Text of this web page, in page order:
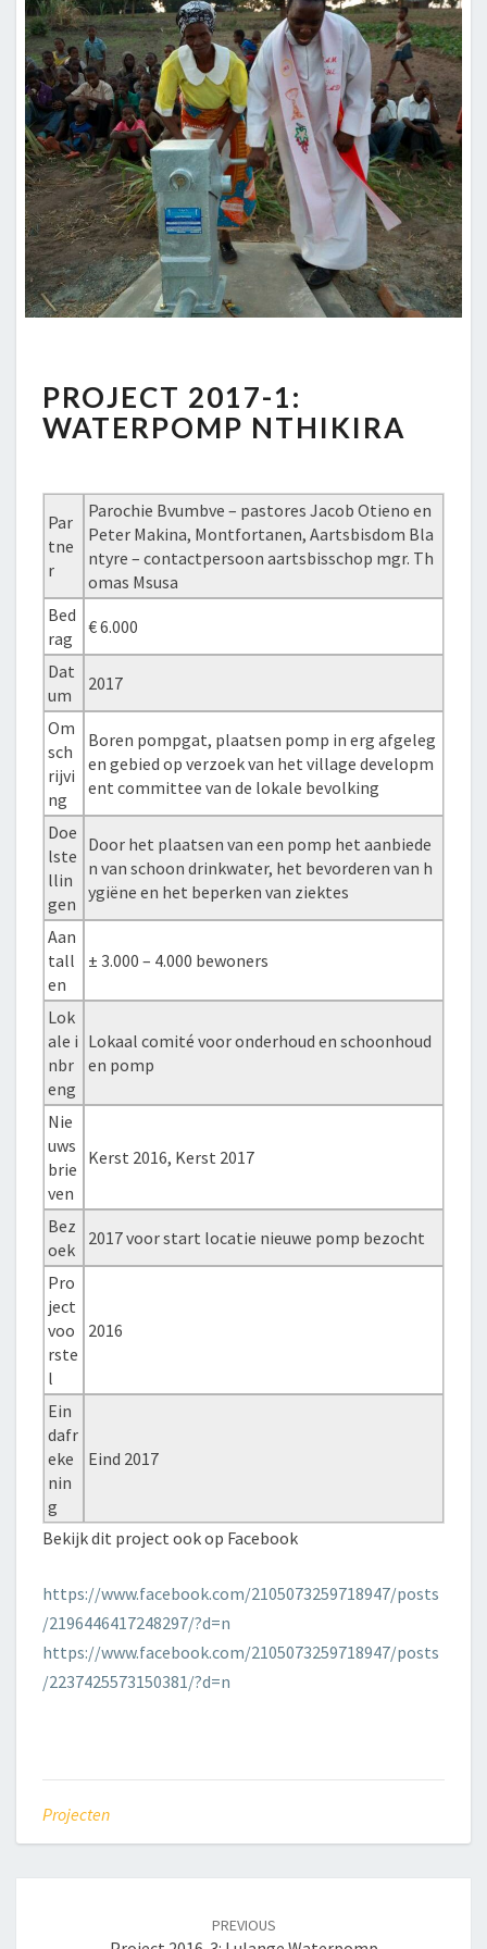
2017-
1:
WATERPOMP
PROJECT 2017-1:
WATERPOMP NTHIKIRA
Par
tne
r
Parochie Bvumbve – pastores Jacob Otieno en
Peter Makina, Montfortanen, Aartsbisdom Bla
ntyre – contactpersoon aartsbisschop mgr. Th
omas Msusa
Bed
rag
€ 6.000
Dat
um
2017
Om
sch
rijvi
ng
Boren pompgat, plaatsen pomp in erg afgeleg
en gebied op verzoek van het village developm
ent committee van de lokale bevolking
Doe
lste
llin
gen
Door het plaatsen van een pomp het aanbiede
n van schoon drinkwater, het bevorderen van h
ygiëne en het beperken van ziektes
Aan
tall
en
± 3.000 – 4.000 bewoners
Lok
ale i
nbr
eng
Lokaal comité voor onderhoud en schoonhoud
en pomp
Nie
uws
brie
ven
Kerst 2016, Kerst 2017
Bez
oek
2017 voor start locatie nieuwe pomp bezocht
Pro
ject
voo
rste
l
2016
Ein
dafr
eke
nin
g
Eind 2017
Bekijk dit project ook op Facebook
https://www.facebook.com/2105073259718947/posts
/2196446417248297/?d=n
https://www.facebook.com/2105073259718947/posts
/2237425573150381/?d=n
Projecten
PREVIOUS